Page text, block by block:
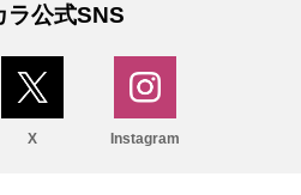
ラ公式SNS
X Instagram